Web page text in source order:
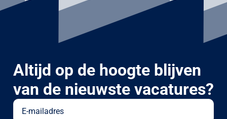
Altijd op de hoogte blijven
van de nieuwste vacatures?